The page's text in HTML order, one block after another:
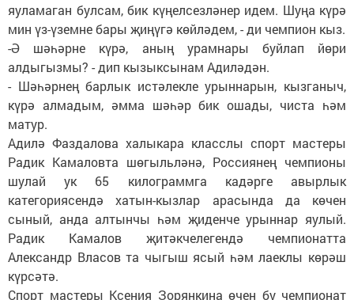
яуламаган булсам, бик күңелсезләнер идем. Шуңа күрә
мин үз-үземне бары җиңүгә көйләдем, - ди чемпион кыз.
-Ә шәһәрне күрә, аның урамнары буйлап йөри
алдыгызмы? - дип кызыксынам Адиләдән.
- Шәһәрнең барлык истәлекле урыннарын, кызганыч,
күрә алмадым, әмма шәһәр бик ошады, чиста һәм
матур.
Адилә Фаздалова халыкара класс­лы спорт мастеры
Радик Камаловта шөгыльләнә, Россиянең чемпионы
шулай ук 65 килограммга кадәрге авырлык
категориясендә хатын-кызлар арасында да көчен
сыный, анда алтынчы һәм җиденче урыннар яулый.
Радик Камалов җитәкчелегендә чемпионатта
Александр Власов та чыгыш ясый һәм лаеклы көрәш
күрсәтә.
Спорт мастеры Ксения Зорянкина өчен бу чемпионат